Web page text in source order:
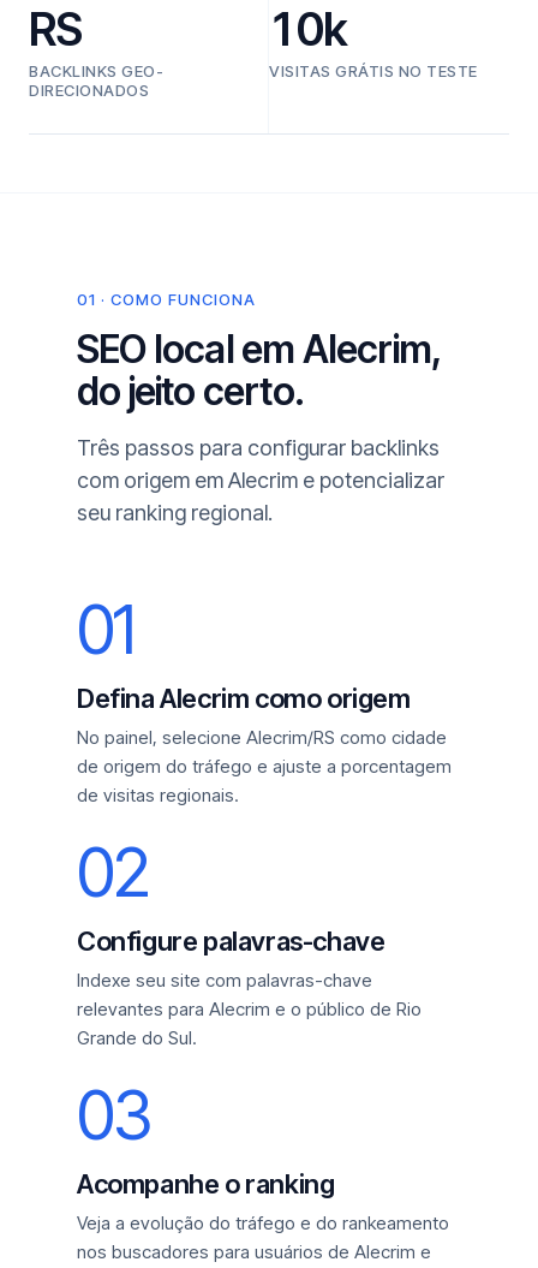
RS
BACKLINKS GEO-
DIRECIONADOS
10k
VISITAS GRÁTIS NO TESTE
01 · COMO FUNCIONA
SEO local em Alecrim,
do jeito certo.
Três passos para configurar backlinks
com origem em Alecrim e potencializar
seu ranking regional.
01
Defina Alecrim como origem
No painel, selecione Alecrim/RS como cidade
de origem do tráfego e ajuste a porcentagem
de visitas regionais.
02
Configure palavras-chave
Indexe seu site com palavras-chave
relevantes para Alecrim e o público de Rio
Grande do Sul.
03
Acompanhe o ranking
Veja a evolução do tráfego e do rankeamento
nos buscadores para usuários de Alecrim e